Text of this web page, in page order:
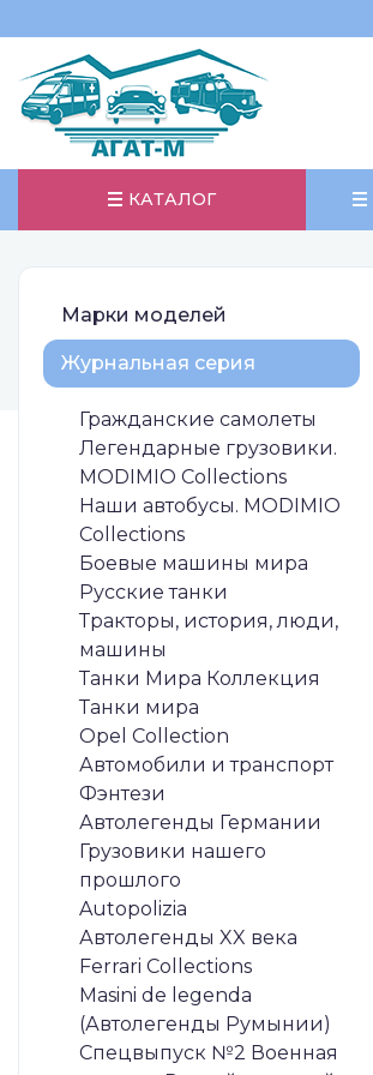
КАТАЛОГ
Марки моделей
Журнальная серия
Гражданские самолеты
Легендарные грузовики.
MODIMIO Collections
Наши автобусы. MODIMIO
Collections
Боевые машины мира
Русские танки
Тракторы, история, люди,
машины
Танки Мира Коллекция
Танки мира
Opel Collection
Автомобили и транспорт
Фэнтези
Автолегенды Германии
Грузовики нашего
прошлого
Autopolizia
Автолегенды XX века
Ferrari Collections
Masini de legenda
(Автолегенды Румынии)
Спецвыпуск №2 Военная